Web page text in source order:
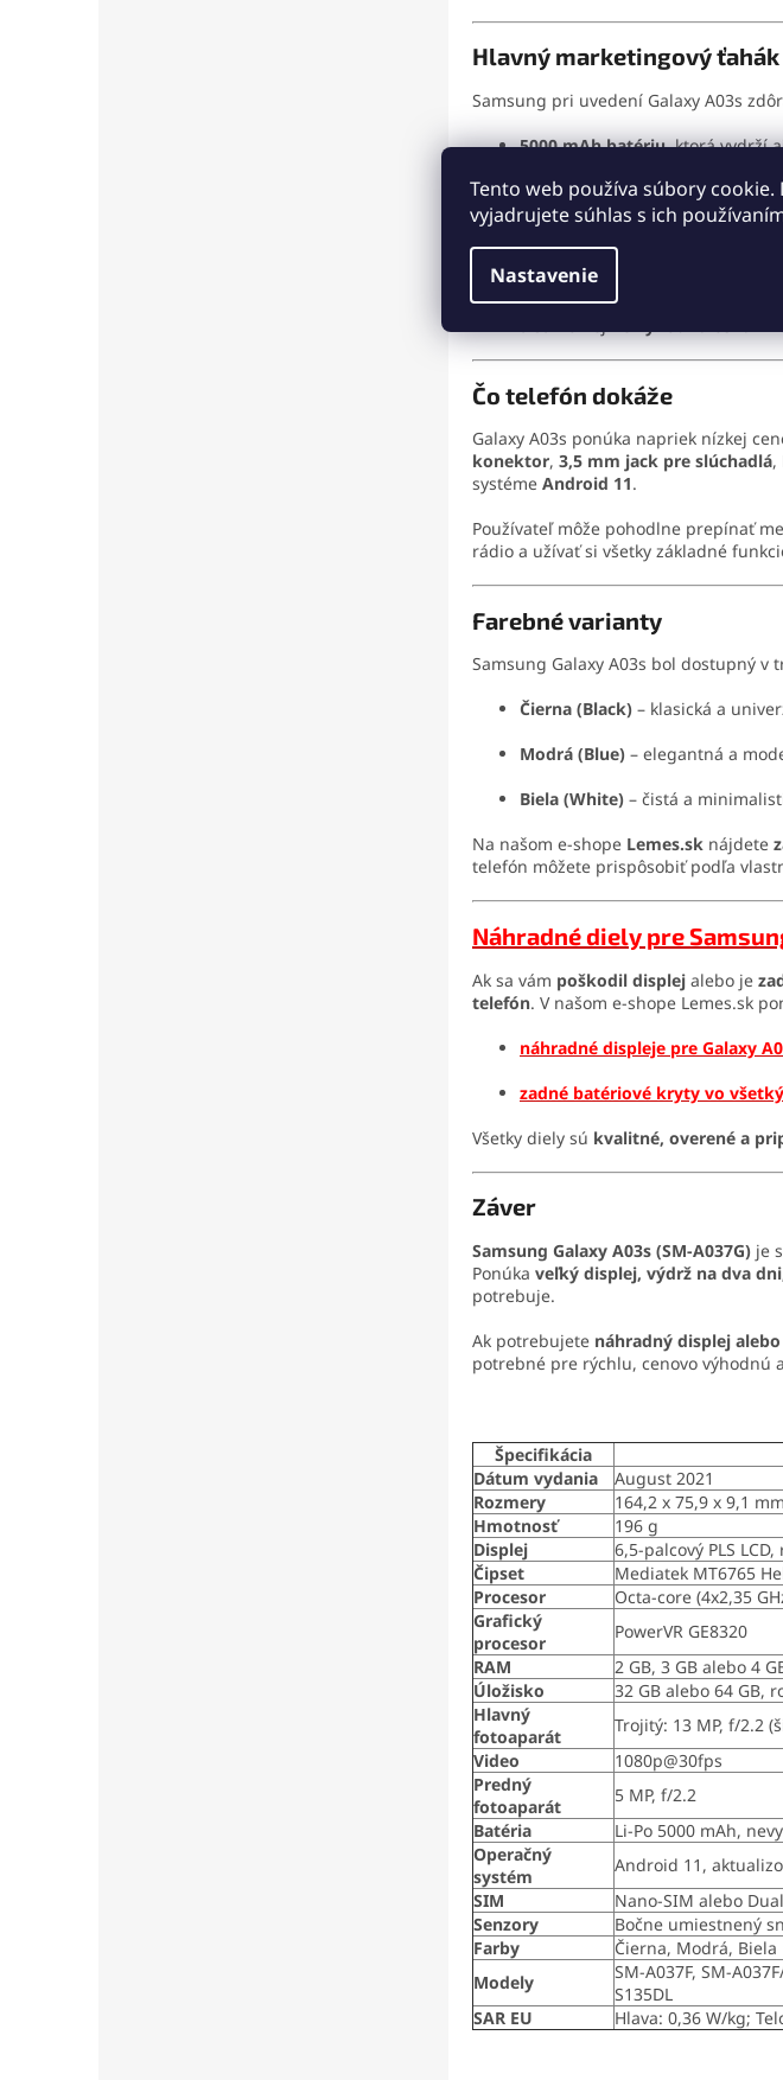
Tento web používa súbory
vyjadrujete súhlas s ich
Nastavenie
Hlavný marketingový
Samsung pri uvedení Galaxy A03s
5000 mAh batériu, ktorá vydrží
čítačku odtlačkov prstov
veľký displej vhodný na
Čo telefón dokáže
Galaxy A03s ponúka napriek nízkej
konektor, 3,5 mm jack pre slúchadlá,
systéme Android 11.
Používateľ môže pohodlne prepínať
rádio a užívať si všetky základné
Farebné varianty
Samsung Galaxy A03s bol dostupný
Čierna (Black) – klasická a
Modrá (Blue) – elegantná a
Biela (White) – čistá a
Na našom e-shope Lemes.sk nájdete
telefón môžete prispôsobiť podľa
Náhradné diely pre
Ak sa vám poškodil displej alebo je
telefón. V našom e-shope Lemes.sk
náhradné displeje pre Galaxy
zadné batériové kryty vo
Všetky diely sú kvalitné, overené a
Záver
Samsung Galaxy A03s (SM-A037G) je
Ponúka veľký displej, výdrž na dva
potrebuje.
Ak potrebujete náhradný displej
potrebné pre rýchlu, cenovo výhodnú
Špecifikácia
Dátum vydania
August 2021
Rozmery
164,2 x 75,9 x 9,1 mm
Hmotnosť
196 g
Displej
6,5-palcový PLS
Čipset
Mediatek MT6765
Procesor
Octa-core (4x2,35
Grafický
procesor
PowerVR GE8320
RAM
2 GB, 3 GB alebo 4
Úložisko
32 GB alebo 64 GB,
Hlavný
fotoaparát
Trojitý: 13 MP, f/2.2
Video
1080p@30fps
Predný
fotoaparát
5 MP, f/2.2
Batéria
Li-Po 5000 mAh,
Operačný
systém
Android 11,
SIM
Nano-SIM alebo
Senzory
Bočne umiestnený
Farby
Čierna, Modrá, Biela
Modely
SM-A037F, SM-
S135DL
SAR EU
Hlava: 0,36 W/kg;